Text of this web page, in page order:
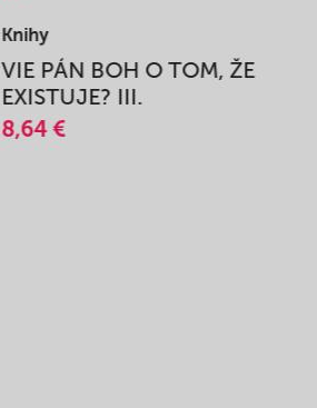
Knihy
VIE PÁN BOH O TOM, ŽE
EXISTUJE? III.
8,64 €